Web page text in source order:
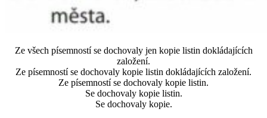
Ze všech písemností se dochovaly jen kopie listin dokládajících
založení.
Ze písemností se dochovaly kopie listin dokládajících založení.
Ze písemností se dochovaly kopie listin.
Se dochovaly kopie listin.
Se dochovaly kopie.